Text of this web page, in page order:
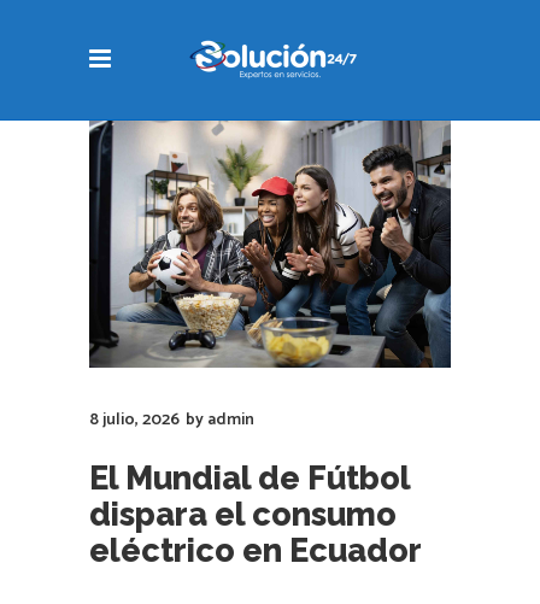
8 julio, 2026 byadmin
El Mundial de Fútbol
dispara el consumo
eléctrico en Ecuador